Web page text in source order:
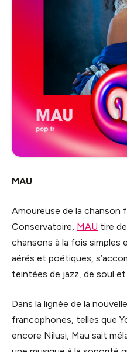
MAU
Amoureuse de la chanson
Conservatoire, MAU tire
chansons à la fois
aérés et poétiques,
teintées de jazz, de soul et
Dans la lignée de la
francophones, telles que
encore Nilusi, Mau sait